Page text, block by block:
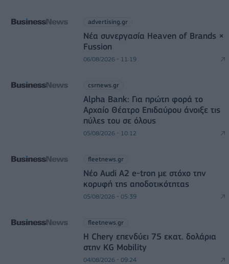
advertising.gr
Νέα συνεργασία Heaven of Brands ×
Fussion
06/08/2026 - 11:19
csrnews.gr
Alpha Bank: Για πρώτη φορά το
Αρχαίο Θέατρο Επιδαύρου άνοιξε τις
πύλες του σε όλους
05/08/2026 - 10:12
fleetnews.gr
Νέο Audi A2 e-tron με στόχο την
κορυφή της αποδοτικότητας
05/08/2026 - 05:39
fleetnews.gr
Η Chery επενδύει 75 εκατ. δολάρια
στην KG Mobility
04/08/2026 - 09:24